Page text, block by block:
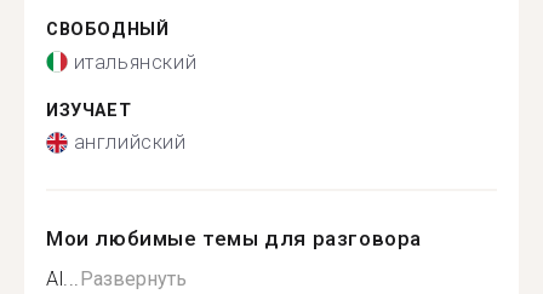
СВОБОДНЫЙ
итальянский
ИЗУЧАЕТ
английский
Мои любимые темы для разговора
Al...Развернуть